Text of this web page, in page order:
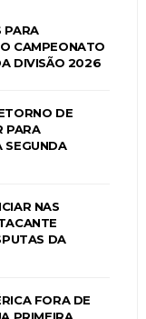
PARA
CAMPEONATO
DIVISÃO 2026
DE
PARA
SEGUNDA
NAS
DA
FORA DE
PRIMEIRA